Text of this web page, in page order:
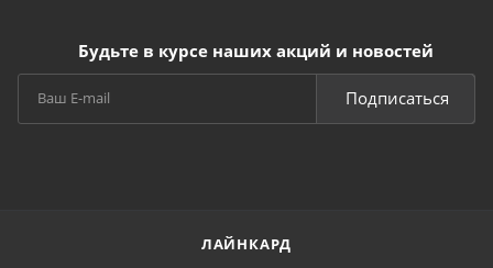
Будьте в курсе наших акций и новостей
Подписаться
ЛАЙНКАРД